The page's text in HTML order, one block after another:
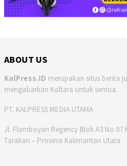
ABOUT US
KalPress.ID merupakan situs berita
mengabarkan Kaltara untuk semua.
PT. KALPRESS MEDIA UTAMA
Jl. Flamboyan Regency Blok A3
Tarakan – Provinsi Kalimantan Utara